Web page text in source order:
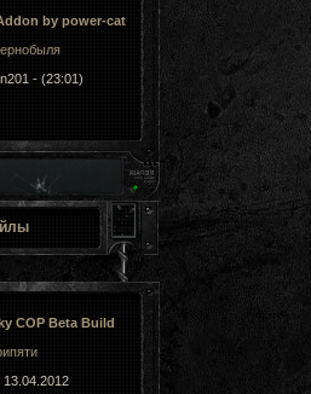
by power-cat
- (23:01)
COP Beta Build